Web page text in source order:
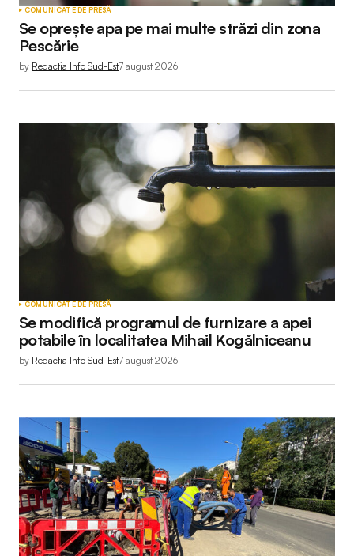
COMUNICATE DE PRESĂ
Se oprește apa pe mai multe străzi din zona
Pescărie
by Redactia Info Sud-Est7 august 2026
COMUNICATE DE PRESĂ
Se modifică programul de furnizare a apei
potabile în localitatea Mihail Kogălniceanu
by Redactia Info Sud-Est7 august 2026